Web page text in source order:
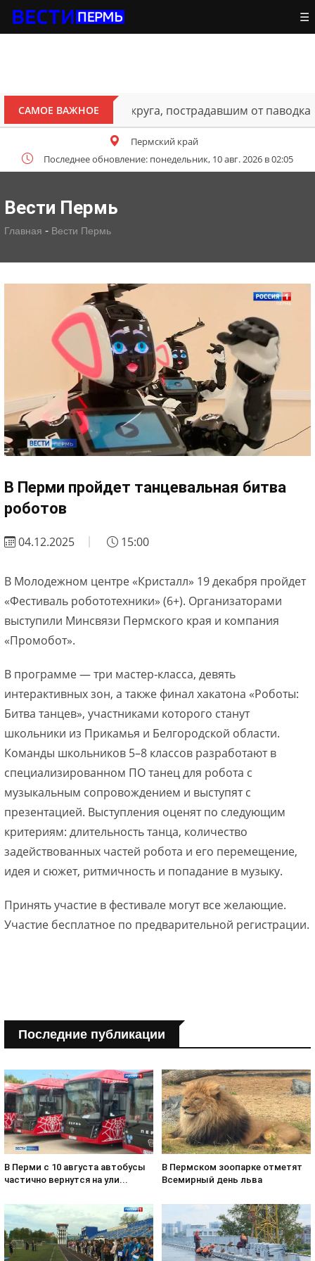
☰
САМОЕ ВАЖНОЕ
Октябрьского округа, пострадавшим от паводка
Пермский край
Последнее обновление: понедельник, 10 авг. 2026 в 02:05
Вести Пермь
Главная - Вести Пермь
В Перми пройдет танцевальная битва
роботов
04.12.2025 15:00
В Молодежном центре «Кристалл» 19 декабря пройдет
«Фестиваль робототехники» (6+). Организаторами
выступили Минсвязи Пермского края и компания
«Промобот».
В программе — три мастер‑класса, девять
интерактивных зон, а также финал хакатона «Роботы:
Битва танцев», участниками которого станут
школьники из Прикамья и Белгородской области.
Команды школьников 5–8 классов разработают в
специализированном ПО танец для робота с
музыкальным сопровождением и выступят с
презентацией. Выступления оценят по следующим
критериям: длительность танца, количество
задействованных частей робота и его перемещение,
идея и сюжет, ритмичность и попадание в музыку.
Принять участие в фестивале могут все желающие.
Участие бесплатное по предварительной регистрации.
Последние публикации
В Перми с 10 августа автобусы
частично вернутся на ули...
В Пермском зоопарке отметят
Всемирный день льва